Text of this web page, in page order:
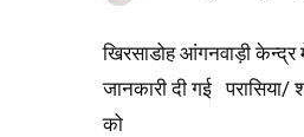
खिरसाडोह आंगनवाड़ी
जानकारी दी गई परासिया/
को